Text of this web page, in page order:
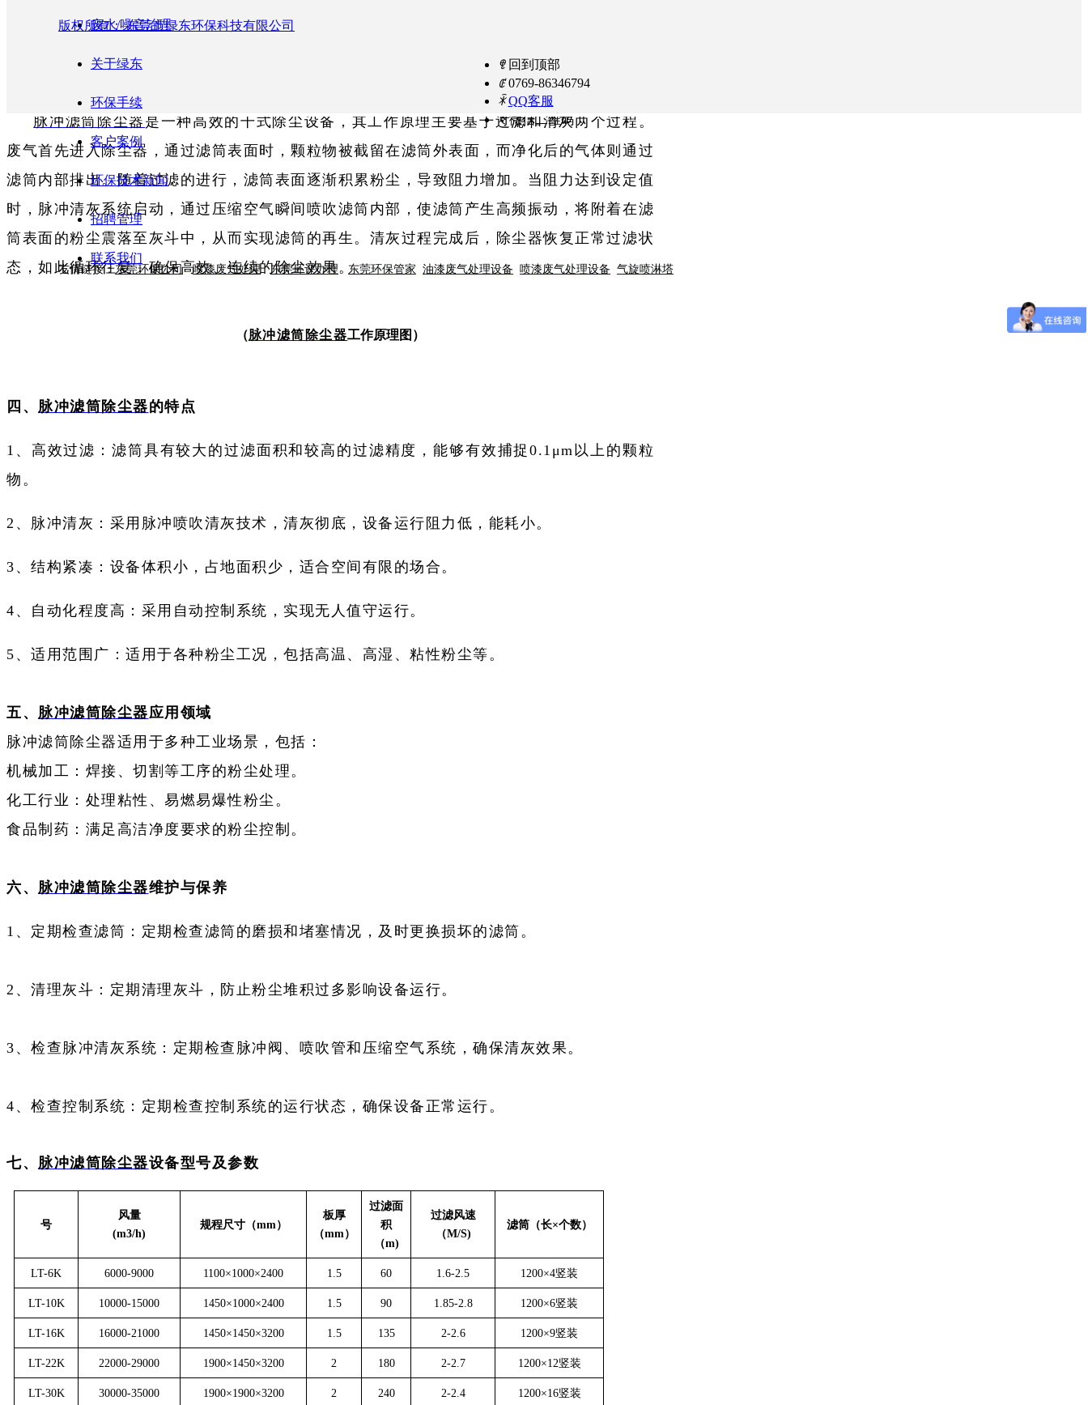
4、‌控制系统‌：通常采用PLC控制，实现自动化操作‌。
脉冲滤筒除尘器
脉冲滤筒除尘器 是一种高效的干式除尘设备，其工作原理主要基于过滤和清灰两个过程。
废气首先进入除尘器，通过滤筒表面时，颗粒物被截留在滤筒外表面，而净化后的气体则通过
滤筒内部排出。随着过滤的进行，滤筒表面逐渐积累粉尘，导致阻力增加。当阻力达到设定值
时，脉冲清灰系统启动，通过压缩空气瞬间喷吹滤筒内部，使滤筒产生高频振动，将附着在滤
筒表面的粉尘震落至灰斗中，从而实现滤筒的再生。清灰过程完成后，除尘器恢复正常过滤状
态，如此循环往复，确保高效、连续的除尘效果。
（脉冲滤筒除尘器工作原理图）
四、 脉冲滤筒除尘器的特点
1、高效过滤：滤筒具有较大的过滤面积和较高的过滤精度，能够有效捕捉0.1μm以上的颗粒
物。
2、脉冲清灰：采用脉冲喷吹清灰技术，清灰彻底，设备运行阻力低，能耗小。
3、结构紧凑：设备体积小，占地面积少，适合空间有限的场合。
4、自动化程度高：采用自动控制系统，实现无人值守运行。
5、适用范围广：适用于各种粉尘工况，包括高温、高湿、粘性粉尘等。
五、 脉冲滤筒除尘器应用领域‌
脉冲滤筒除尘器适用于多种工业场景，包括：
‌机械加工‌：焊接、切割等工序的粉尘处理‌。
‌化工行业‌：处理粘性、易燃易爆性粉尘‌。
‌食品制药‌：满足高洁净度要求的粉尘控制‌。
六、 脉冲滤筒除尘器维护与保养
1、定期检查滤筒：定期检查滤筒的磨损和堵塞情况，及时更换损坏的滤筒。
2、清理灰斗：定期清理灰斗，防止粉尘堆积过多影响设备运行。
3、检查脉冲清灰系统：定期检查脉冲阀、喷吹管和压缩空气系统，确保清灰效果。
4、检查控制系统：定期检查控制系统的运行状态，确保设备正常运行。
七、 脉冲滤筒除尘器设备型号及参数
号
风量
(m3/h)
规程尺寸（mm）
板厚
（mm）
过滤面
积
（m)
过滤风速
（M/S)
滤筒（长×个数）
LT-6K 6000-9000 1100×1000×2400 1.5 60 1.6-2.5 1200×4竖装
LT-10K 10000-15000 1450×1000×2400 1.5 90 1.85-2.8 1200×6竖装
LT-16K 16000-21000 1450×1450×3200 1.5 135 2-2.6 1200×9竖装
LT-22K 22000-29000 1900×1450×3200 2 180 2-2.7 1200×12竖装
LT-30K 30000-35000 1900×1900×3200 2 240 2-2.4 1200×16竖装
废水/噪音治理
关于绿东
环保手续
客户案例
环保技术新闻
招聘管理
联系我们
版权所有： 东莞市绿东环保科技有限公司
ꁸ 回到顶部
ꂅ 0769-86346794
ꁗ QQ客服
ꀥ 微信二维码
友情链接：东莞环保公司 喷漆废气处理 东莞环评办理 东莞环保管家 油漆废气处理设备 喷漆废气处理设备 气旋喷淋塔